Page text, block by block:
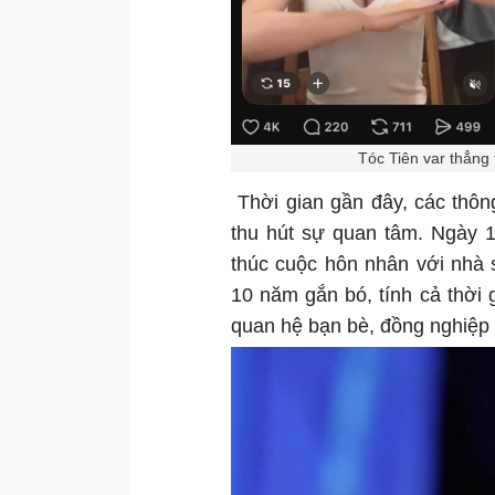
Tóc Tiên var
Thời gian gần đây, các
thu hút sự quan tâm. Ngày
thúc cuộc hôn nhân với nhà
10 năm gắn bó, tính cả thời
quan hệ bạn bè, đồng